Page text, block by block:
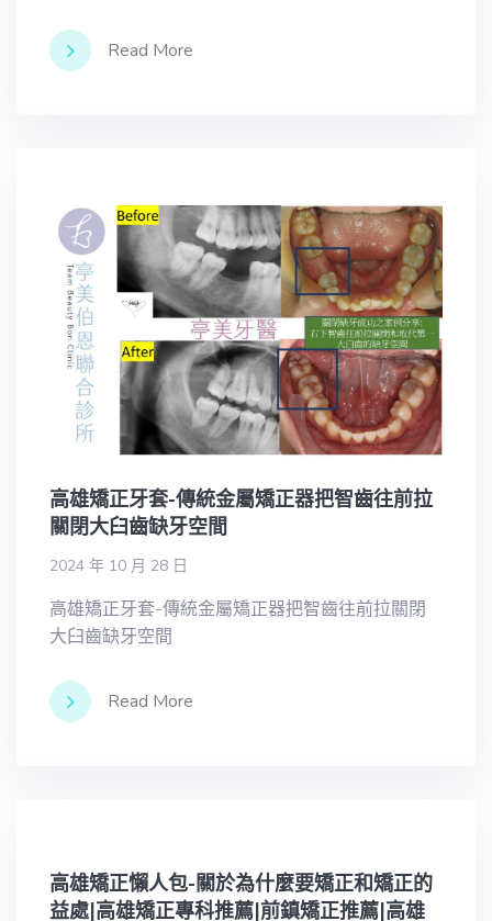
Read More
高雄矯正牙套-傳統金屬矯正器把智齒往前拉
關閉大臼齒缺牙空間
2024 年 10 月 28 日
高雄矯正牙套-傳統金屬矯正器把智齒往前拉關閉
大臼齒缺牙空間
Read More
高雄矯正懶人包-關於為什麼要矯正和矯正的
益處|高雄矯正專科推薦|前鎮矯正推薦|高雄